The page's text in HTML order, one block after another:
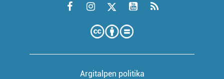
Argitalpen politika